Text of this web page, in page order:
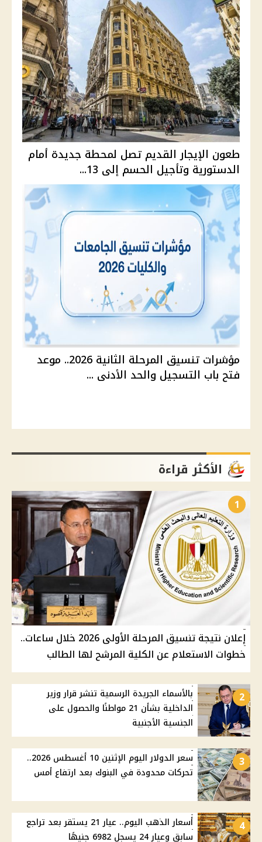
طعون الإيجار القديم تصل لمحطة جديدة أمام
الدستورية وتأجيل الحسم إلى 13...
مؤشرات تنسيق المرحلة الثانية 2026.. موعد
فتح باب التسجيل والحد الأدنى ...
الأكثر قراءة
1
إعلان نتيجة تنسيق المرحلة الأولى 2026 خلال ساعات..
خطوات الاستعلام عن الكلية المرشح لها الطالب
2
بالأسماء الجريدة الرسمية تنشر قرار وزير
الداخلية بشأن 21 مواطنًا والحصول على
الجنسية الأجنبية
3
سعر الدولار اليوم الإثنين 10 أغسطس 2026..
تحركات محدودة في البنوك بعد ارتفاع أمس
4
أسعار الذهب اليوم.. عيار 21 يستقر بعد تراجع
سابق وعيار 24 يسجل 6982 جنيهًا